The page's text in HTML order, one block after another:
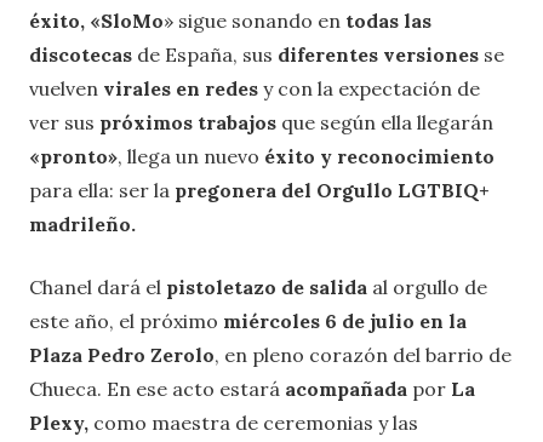
éxito, «SloMo» sigue sonando en todas las
discotecas de España, sus diferentes versiones se
vuelven virales en redes y con la expectación de
ver sus próximos trabajos que según ella llegarán
«pronto», llega un nuevo éxito y reconocimiento
para ella: ser la pregonera del Orgullo LGTBIQ+
madrileño.
Chanel dará el pistoletazo de salida al orgullo de
este año, el próximo miércoles 6 de julio en la
Plaza Pedro Zerolo, en pleno corazón del barrio de
Chueca. En ese acto estará acompañada por La
Plexy, como maestra de ceremonias y las